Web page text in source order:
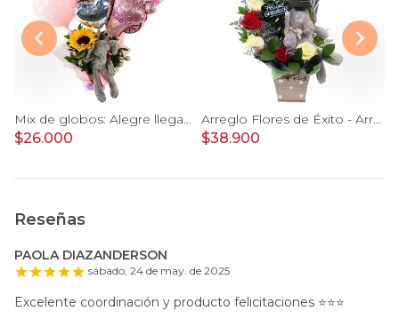
Mix de globos: Alegre llegada Baby Girl
$26.000
Arreglo Flores de Éxito - Arreglo floral para graduaciones con rosas rojas y blancas, peluche de elefante, pizarra y globos
$38.900
Reseñas
PAOLA DIAZANDERSON
sábado, 24 de may. de 2025
Excelente coordinación y producto felicitaciones ⭐️⭐️⭐️